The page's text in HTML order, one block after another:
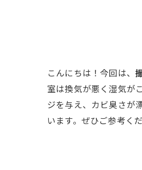
こんにちは！今回は、
室は換気が悪く湿気が
ジを与え、カビ臭さが
います。ぜひご参考く